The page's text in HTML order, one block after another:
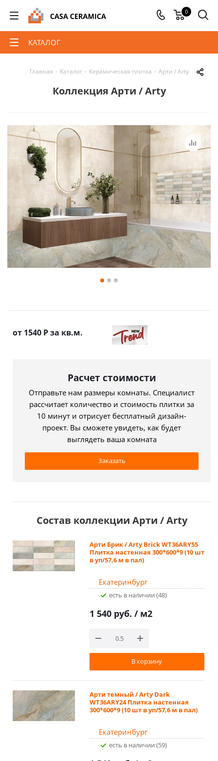
0
КАТАЛОГ
Главная - Каталог - Керамическая плитка - Арти / Arty
Коллекция Арти / Arty
от 1540 Рза кв.м.
Расчет стоимости
Отправьте нам размеры комнаты. Специалист
рассчитает количество и стоимость плитки за
10 минут и отрисует бесплатный дизайн-
проект. Вы сможете увидеть, как будет
выглядеть ваша комната
Заказать
Состав коллекции Арти / Arty
Арти Брик / Arty Brick WT36ARY55
Плитка настенная 300*600*9 (10 шт
в уп/57,6 м в пал)
Екатеринбург
Есть в наличии (48)
1 540 руб. / м2
В корзину
Арти темный / Arty Dark
WT36ARY24 Плитка настенная
300*600*9 (10 шт в уп/57,6 м в пал)
Екатеринбург
Есть в наличии (59)